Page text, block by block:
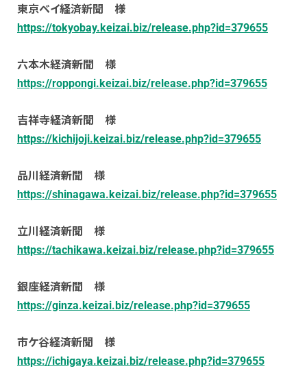
東京ベイ経済新聞 様
https://tokyobay.keizai.biz/release.php?id=379655
六本木経済新聞 様
https://roppongi.keizai.biz/release.php?id=379655
吉祥寺経済新聞 様
https://kichijoji.keizai.biz/release.php?id=379655
品川経済新聞 様
https://shinagawa.keizai.biz/release.php?id=379655
立川経済新聞 様
https://tachikawa.keizai.biz/release.php?id=379655
銀座経済新聞 様
https://ginza.keizai.biz/release.php?id=379655
市ケ谷経済新聞 様
https://ichigaya.keizai.biz/release.php?id=379655